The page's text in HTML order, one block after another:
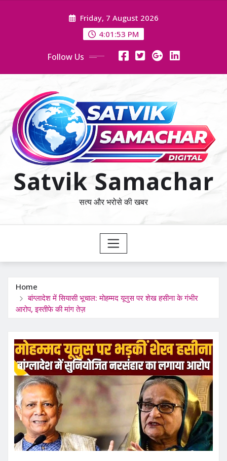
Friday, 7 August 2026
4:01:53 PM
Follow Us
Satvik Samachar
सत्य और भरोसे की खबर
Home
बांग्लादेश में सियासी भूचाल: मोहम्मद यूनुस पर शेख हसीना के गंभीर
आरोप, इस्तीफे की मांग तेज़